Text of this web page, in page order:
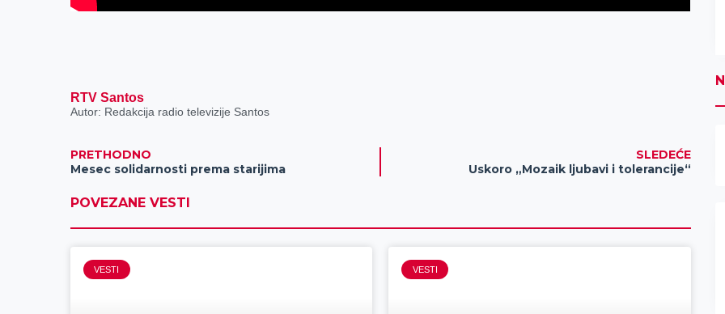
RTV Santos
Autor: Redakcija radio televizije Santos
PRETHODNO
Mesec solidarnosti prema starijima
SLEDEĆE
Uskoro „Mozaik ljubavi i tolerancije“
POVEZANE VESTI
VESTI VESTI